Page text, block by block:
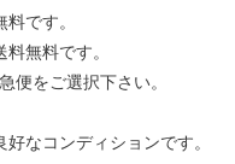
です。
無料です。
便をご選択下さい。
なコンディションです。